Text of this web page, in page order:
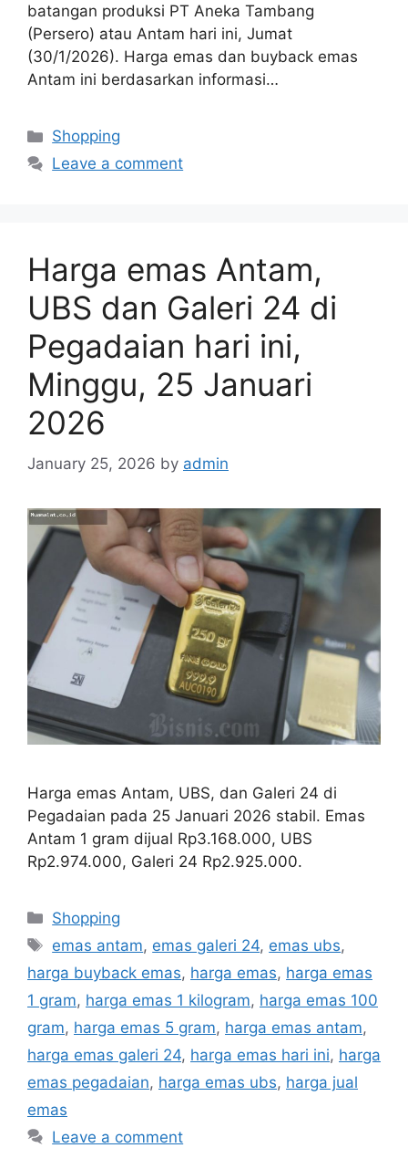
batangan produksi PT Aneka Tambang
(Persero) atau Antam hari ini, Jumat
(30/1/2026). Harga emas dan buyback emas
Antam ini berdasarkan informasi…
Categories
Shopping
Leave a comment
Harga emas Antam,
UBS dan Galeri 24 di
Pegadaian hari ini,
Minggu, 25 Januari
2026
January 25, 2026 by admin
Harga emas Antam, UBS, dan Galeri 24 di
Pegadaian pada 25 Januari 2026 stabil. Emas
Antam 1 gram dijual Rp3.168.000, UBS
Rp2.974.000, Galeri 24 Rp2.925.000.
Categories
Shopping
Tags
emas antam, emas galeri 24, emas ubs,
harga buyback emas, harga emas, harga emas
1 gram, harga emas 1 kilogram, harga emas 100
gram, harga emas 5 gram, harga emas antam,
harga emas galeri 24, harga emas hari ini, harga
emas pegadaian, harga emas ubs, harga jual
emas
Leave a comment